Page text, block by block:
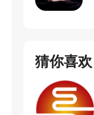
猜你喜欢